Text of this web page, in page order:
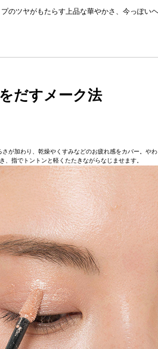
のツヤがもたらす上品な華やかさ、今っぽい
だすメーク法
が加わり、乾燥やくすみなどのお疲れ感をカバー。や
、指でトントンと軽くたたきながらなじませます。